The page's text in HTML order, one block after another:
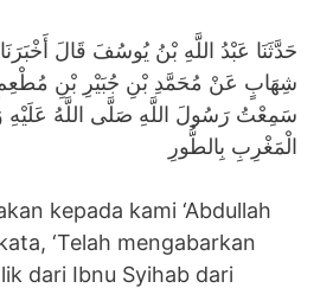
حَدَّثَنَا عَبْدُ اللَّهِ بْنُ يُوسُفَ قَالَ
شِهَابٍ عَنْ مُحَمَّدِ بْنِ جُبَيْرِ بْنِ مُطْعِمٍ
سَمِعْتُ رَسُولَ اللَّهِ صَلَّى اللَّهُ
الْمَغْرِبِ بِالطُّورِ
kepada kami ‘Abdullah
‘Telah mengabarkan
dari Ibnu Syihab dari